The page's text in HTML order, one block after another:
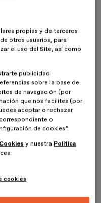
van rompiendo,
que cada vez más
hombres o mujeres ya
se expresan de otra
. Y claro, debe tener su
genderless
y cambia, es un ente vivo
Si bien hace años
sea su género o su
propias y de terceros
otros usuarios, para
el uso del Site, así como
publicidad
sobre la base de
de navegación (por
que nos facilites (por
aceptar o rechazar
o
de cookies”.
y nuestra Política
cookies